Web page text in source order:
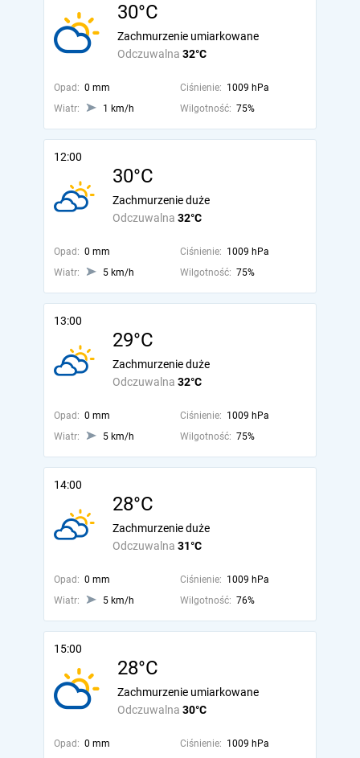
30°C
Odczuwalna 32°C
Zachmurzenie umiarkowane
Opad: 0 mm Ciśnienie: 1009 hPa
Wiatr:
1 km/h Wilgotność: 75%
12:00
30°C
Odczuwalna 32°C
Zachmurzenie duże
Opad: 0 mm Ciśnienie: 1009 hPa
Wiatr:
5 km/h Wilgotność: 75%
13:00
29°C
Odczuwalna 32°C
Zachmurzenie duże
Opad: 0 mm Ciśnienie: 1009 hPa
Wiatr:
5 km/h Wilgotność: 75%
14:00
28°C
Odczuwalna 31°C
Zachmurzenie duże
Opad: 0 mm Ciśnienie: 1009 hPa
Wiatr:
5 km/h Wilgotność: 76%
15:00
28°C
Odczuwalna 30°C
Zachmurzenie umiarkowane
Opad: 0 mm Ciśnienie: 1009 hPa